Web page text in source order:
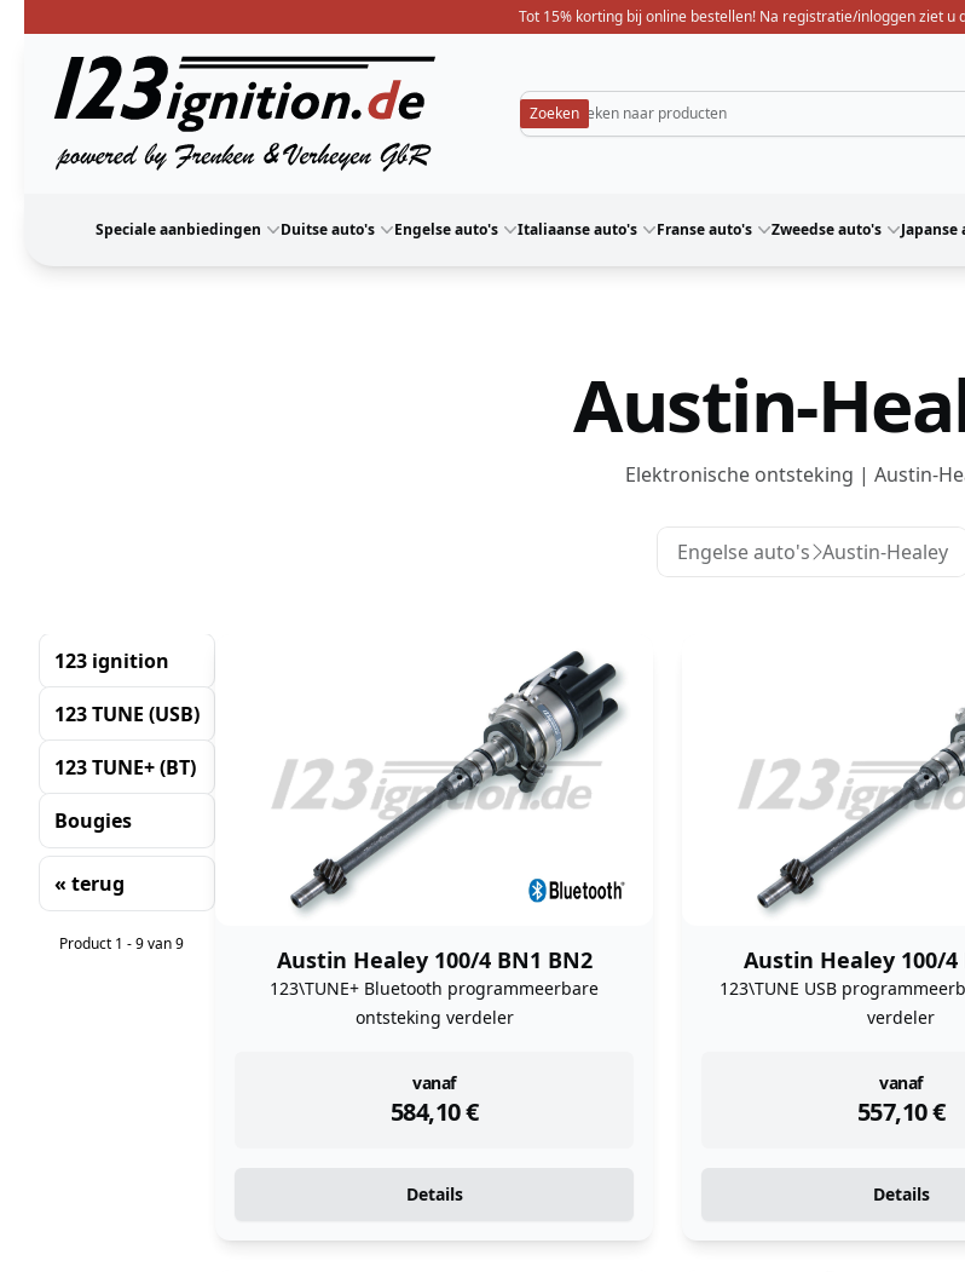
Tot 15% korting bij online bestellen! Na registratie/inloggen ziet u
123ignition
Speciale aanbiedingen Duitse auto's Engelse auto's Italiaanse auto's Franse auto's Zweedse auto's Japanse
Austin-
Elektronische ontsteking | Austin-
Engelse auto's Austin-Healey
123 ignition
123 TUNE (USB)
123 TUNE+ (BT)
Bougies
« terug
Sorteren
Product 1 - 9 van 9
Austin Healey 100/4 BN1 BN2
123\TUNE+ Bluetooth programmeerbare
ontsteking verdeler
vanaf
584,10€
instock
Details
Austin Healey 100/4
123\TUNE USB
verdeler
vanaf
557,10€
instock
Details